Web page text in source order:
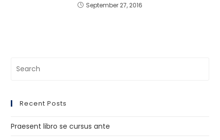
September 27, 2016
Recent Posts
Praesent libro se cursus ante